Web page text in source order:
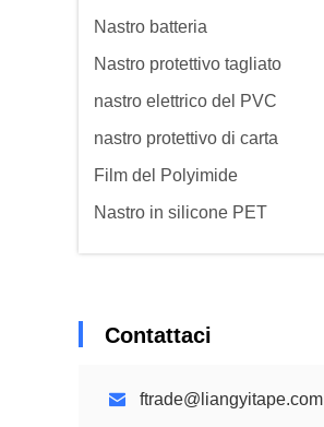
Nastro batteria
Nastro protettivo tagliato
nastro elettrico del PVC
nastro protettivo di carta
Film del Polyimide
Nastro in silicone PET
Contattaci
ftrade@liangyitape.com